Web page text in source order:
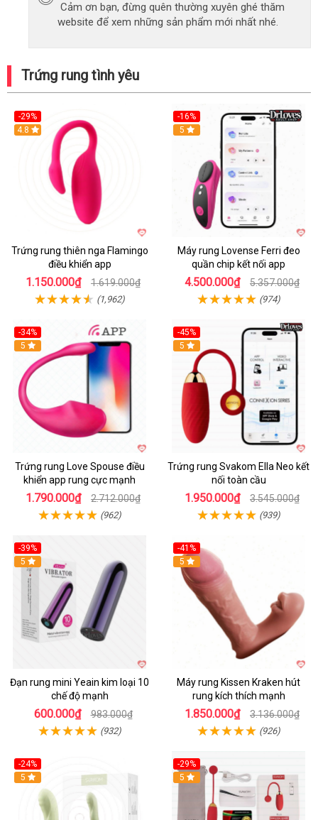
Cảm ơn bạn, đừng quên thường xuyên ghé thăm
website để xem những sản phẩm mới nhất nhé.
Trứng rung tình yêu
-29%
Hot
4.8
Trứng rung thiên nga Flamingo
điều khiển app
1.150.000₫ 1.619.000₫
(1,962)
-16%
Hot
5
Máy rung Lovense Ferri đeo
quần chip kết nối app
4.500.000₫ 5.357.000₫
(974)
-34%
5
Trứng rung Love Spouse điều
khiển app rung cực mạnh
1.790.000₫ 2.712.000₫
(962)
-45%
Hot
5
Trứng rung Svakom Ella Neo kết
nối toàn cầu
1.950.000₫ 3.545.000₫
(939)
-39%
Hot
5
Đạn rung mini Yeain kim loại 10
chế độ mạnh
600.000₫ 983.000₫
(932)
-41%
Hot
5
Máy rung Kissen Kraken hút
rung kích thích mạnh
1.850.000₫ 3.136.000₫
(926)
-24%
Hot
5
-29%
5